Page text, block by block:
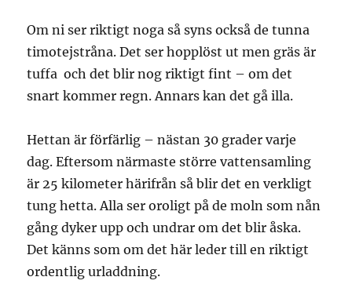
Om ni ser riktigt noga så syns också de tunna
timotejstråna. Det ser hopplöst ut men gräs är
tuffa och det blir nog riktigt fint – om det
snart kommer regn. Annars kan det gå illa.
Hettan är förfärlig – nästan 30 grader varje
dag. Eftersom närmaste större vattensamling
är 25 kilometer härifrån så blir det en verkligt
tung hetta. Alla ser oroligt på de moln som nån
gång dyker upp och undrar om det blir åska.
Det känns som om det här leder till en riktigt
ordentlig urladdning.